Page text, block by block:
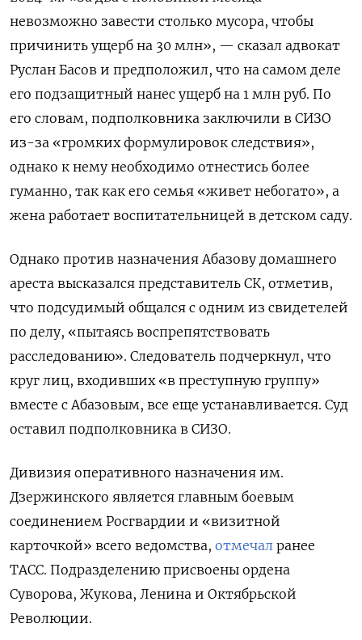
невозможно завести столько мусора, чтобы
причинить ущерб на 30 млн», — сказал адвокат
Руслан Басов и предположил, что на самом деле
его подзащитный нанес ущерб на 1 млн руб. По
его словам, подполковника заключили в СИЗО
из-за «громких формулировок следствия»,
однако к нему необходимо отнестись более
гуманно, так как его семья «живет небогато», а
жена работает воспитательницей в детском саду.
Однако против назначения Абазову домашнего
ареста высказался представитель СК, отметив,
что подсудимый общался с одним из свидетелей
по делу, «пытаясь воспрепятствовать
расследованию». Следователь подчеркнул, что
круг лиц, входивших «в преступную группу»
вместе с Абазовым, все еще устанавливается. Суд
оставил подполковника в СИЗО.
Дивизия оперативного назначения им.
Дзержинского является главным боевым
соединением Росгвардии и «визитной
карточкой» всего ведомства, отмечал ранее
ТАСС. Подразделению присвоены ордена
Суворова, Жукова, Ленина и Октябрьской
Революции.